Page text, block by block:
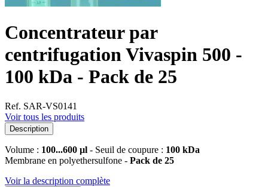
Concentrateur par
centrifugation Vivaspin 500 -
100 kDa - Pack de 25
Ref. SAR-VS0141
Voir tous les produits
Description
Volume : 100...600 µl - Seuil de coupure : 100 kDa
Membrane en polyethersulfone - Pack de 25
Voir la description complète